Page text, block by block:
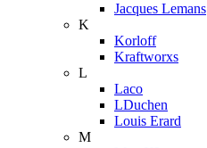
Jacques Lemans
K
Korloff
Kraftworxs
L
Laco
LDuchen
Louis Erard
M